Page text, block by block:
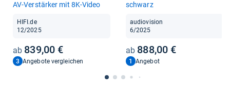
AV-​Ver­stär­ker mit 8K-​Video
HIFI.de
12/2025
839,00 €
3 Angebote vergleichen
schwarz
audiovision
6/2025
888,00 €
1 Angebot